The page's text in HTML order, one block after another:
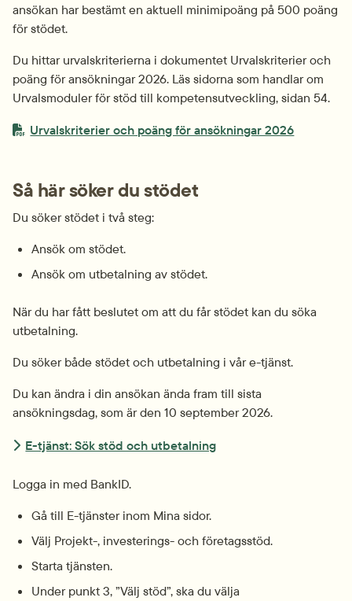
ansökan har bestämt en aktuell minimipoäng på 500 poäng
för stödet.
Du hittar urvalskriterierna i dokumentet Urvalskriterier och
poäng för ansökningar 2026. Läs sidorna som handlar om
Urvalsmoduler för stöd till kompetensutveckling, sidan 54.
PDF-fil.
Urvalskriterier och poäng för ansökningar 2026pdf, 1.8
Så här söker du stödet
Du söker stödet i två steg:
Ansök om stödet.
Ansök om utbetalning av stödet.
När du har fått beslutet om att du får stödet kan du söka
utbetalning.
Du söker både stödet och utbetalning i vår e-tjänst.
Du kan ändra i din ansökan ända fram till sista
ansökningsdag, som är den 10 september 2026.
E-tjänst: Sök stöd och utbetalning
Logga in med BankID.
Gå till E-tjänster inom Mina sidor.
Välj Projekt-, investerings- och företagsstöd.
Starta tjänsten.
Under punkt 3, ”Välj stöd”, ska du välja